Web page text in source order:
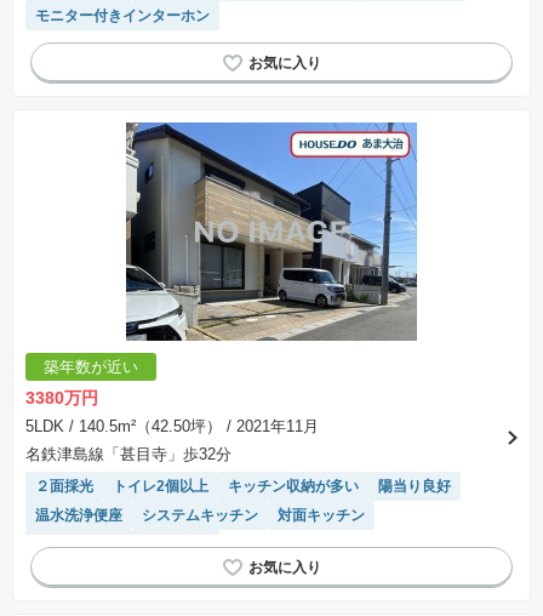
モニター付きインターホン
築年数が近い
3380万円
5LDK / 140.5m²（42.50坪）
/ 2021年11月
名鉄津島線「甚目寺」歩32分
２面採光 トイレ2個以上 キッチン収納が多い
陽当り良好
温水洗浄便座
システムキッチン
対面キッチン
モニター付きインターホン